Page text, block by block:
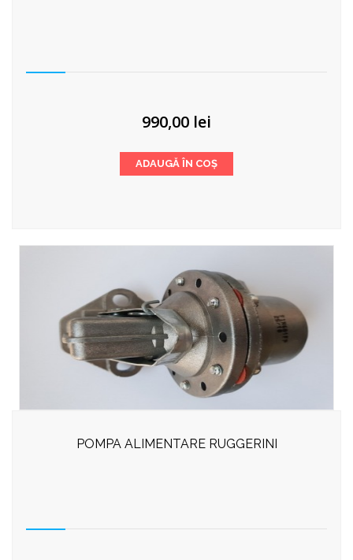
990,00 lei
ADAUGĂ ÎN COȘ
POMPA ALIMENTARE RUGGERINI